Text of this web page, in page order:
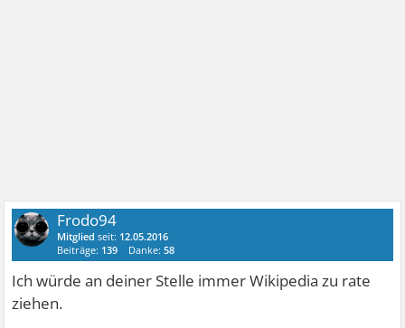
Frodo94
Mitglied seit: 12.05.2016
Beiträge: 139 Danke:58
Ich würde an deiner Stelle immer Wikipedia zu rate
ziehen.